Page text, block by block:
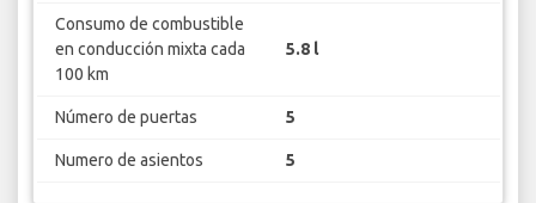
Consumo de combustible
en conducción mixta cada
100 km
5.8 l
Número de puertas 5
Numero de asientos 5